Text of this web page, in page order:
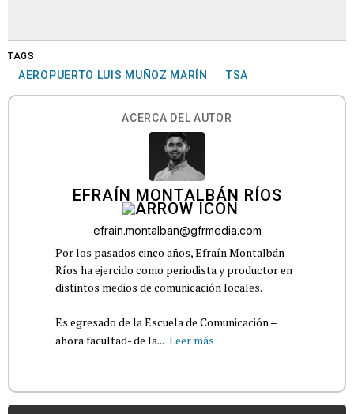
TAGS
AEROPUERTO LUIS MUÑOZ MARÍN TSA
ACERCA DEL AUTOR
EFRAÍN MONTALBÁN RÍOS
efrain.montalban@gfrmedia.com
Por los pasados cinco años, Efraín Montalbán
Ríos ha ejercido como periodista y productor en
distintos medios de comunicación locales.
Es egresado de la Escuela de Comunicación –
ahora facultad- de la... Leer más